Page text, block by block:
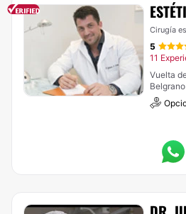
Cirugía
5
11
Vuelta